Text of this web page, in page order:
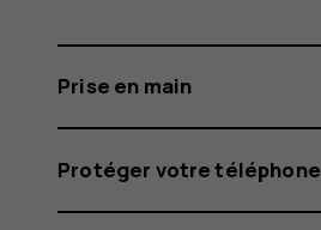
Prise en main
Protéger votre téléphone